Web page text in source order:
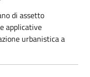
di assetto
applicative
urbanistica a